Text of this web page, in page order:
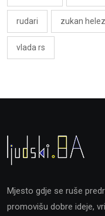
rudari zukan helez
vlada rs
Mjesto gdje se ruše
promovišu dobre ideje,